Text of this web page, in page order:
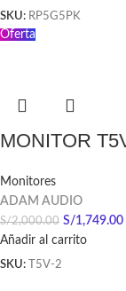
SKU: RP5G5PK
Oferta
MONITOR
Monitores
ADAM AUDIO
S/2,000.00 S/1,749.00
Añadir al carrito
SKU: T5V-2